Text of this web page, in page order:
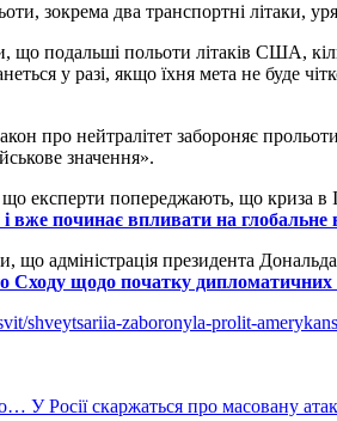
зокрема два транспортні літаки,
що подальші польоти літаків США,
у разі, якщо їхня мета не буде
про нейтралітет забороняє
значення».
що експерти попереджають, що криза
вже починає впливати на
що адміністрація президента
Сходу щодо початку
shveytsariia-zaboronyla-prolit-
У Росії скаржаться про масовану